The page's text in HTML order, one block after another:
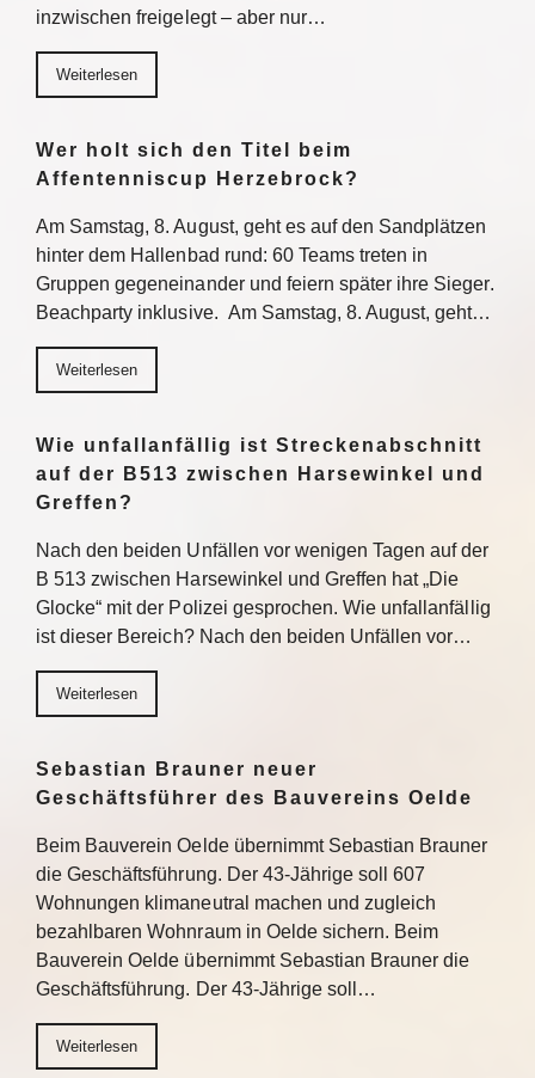
inzwischen freigelegt – aber nur…
Weiterlesen
Wer holt sich den Titel beim
Affentenniscup Herzebrock?
Am Samstag, 8. August, geht es auf den Sandplätzen
hinter dem Hallenbad rund: 60 Teams treten in
Gruppen gegeneinander und feiern später ihre Sieger.
Beachparty inklusive. Am Samstag, 8. August, geht…
Weiterlesen
Wie unfallanfällig ist Streckenabschnitt
auf der B513 zwischen Harsewinkel und
Greffen?
Nach den beiden Unfällen vor wenigen Tagen auf der
B 513 zwischen Harsewinkel und Greffen hat „Die
Glocke“ mit der Polizei gesprochen. Wie unfallanfällig
ist dieser Bereich? Nach den beiden Unfällen vor…
Weiterlesen
Sebastian Brauner neuer
Geschäftsführer des Bauvereins Oelde
Beim Bauverein Oelde übernimmt Sebastian Brauner
die Geschäftsführung. Der 43-Jährige soll 607
Wohnungen klimaneutral machen und zugleich
bezahlbaren Wohnraum in Oelde sichern. Beim
Bauverein Oelde übernimmt Sebastian Brauner die
Geschäftsführung. Der 43-Jährige soll…
Weiterlesen